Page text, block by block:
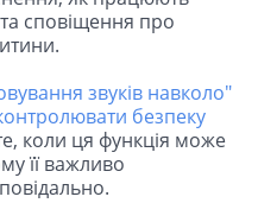
сповіщення про
звуків навколо"
безпеку
коли ця функція може
її важливо